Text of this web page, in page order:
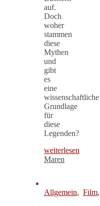
auf.
Doch
woher
stammen
diese
Mythen
und
gibt
es
eine
wissenschaftliche
Grundlage
für
diese
Legenden?
weiterlesen
Maren
Allgemein, Film,